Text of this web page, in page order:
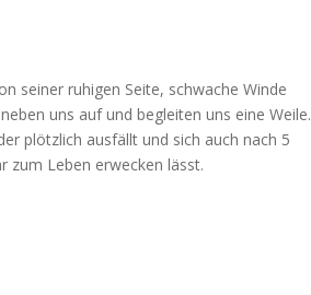
seiner ruhigen Seite, schwache Winde
uns auf und begleiten uns eine Weile.
plötzlich ausfällt und sich auch nach 5
zum Leben erwecken lässt.